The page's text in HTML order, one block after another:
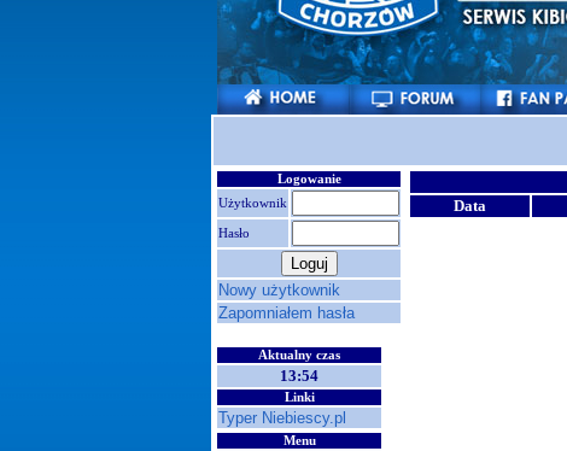
Logowanie
Użytkownik
Hasło
Nowy użytkownik
Zapomniałem hasła
Aktualny czas
13:54
Linki
Typer Niebiescy.pl
Menu
Data